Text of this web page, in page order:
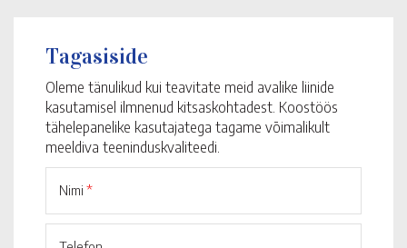
Tagasiside
Oleme tänulikud kui teavitate meid avalike liinide
kasutamisel ilmnenud kitsaskohtadest. Koostöös
tähelepanelike kasutajatega tagame võimalikult
meeldiva teeninduskvaliteedi.
Nimi *